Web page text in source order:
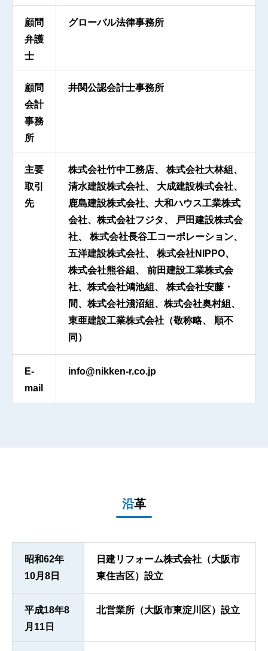
顧問
弁護
士
グローバル法律事務所
顧問
会計
事務
所
井関公認会計士事務所
主要
取引
先
株式会社竹中工務店、 株式会社大林組、
清水建設株式会社、 大成建設株式会社、
鹿島建設株式会社、大和ハウス工業株式
会社、株式会社フジタ、 戸田建設株式会
社、 株式会社長谷工コーポレーション、
五洋建設株式会社、 株式会社NIPPO、
株式会社熊谷組、 前田建設工業株式会
社、株式会社鴻池組、 株式会社安藤・
間、株式会社淺沼組、株式会社奥村組、
東亜建設工業株式会社（敬称略、 順不
同）
E-
mail
info@nikken-r.co.jp
沿革
昭和62年
10月8日
日建リフォーム株式会社（大阪市
東住吉区）設立
平成18年8
月11日
北営業所（大阪市東淀川区）設立